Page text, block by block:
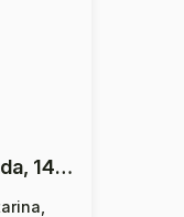
Apartamento com 3 suítes à Venda, 144,40 m² por R$ 2.600.000,00 Centro - Balneário Piçarras